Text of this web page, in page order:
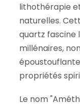
lithothérapie
naturelles.
quartz fascine
millénaires,
propriétés
Le nom